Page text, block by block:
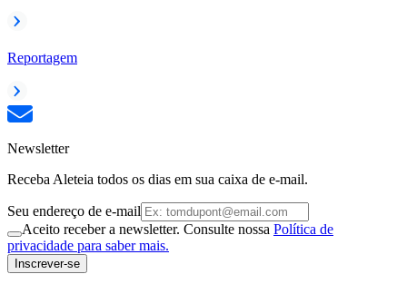
Reportagem
Newsletter
Receba Aleteia todos os dias em sua caixa de e-mail.
Seu endereço de e-mail
Aceito receber a newsletter. Consulte nossa Política de
privacidade para saber mais.
Inscrever-se